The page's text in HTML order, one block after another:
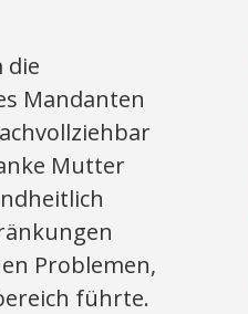
die
Mandanten
Mutter
Problemen,
führte.